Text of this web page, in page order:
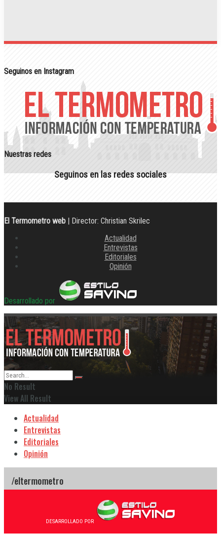
Seguinos en Instagram
Nuestras redes
Seguinos en las redes sociales
El Termometro web | Director: Christian Skrilec
Actualidad
Entrevistas
Editoriales
Opinión
Desarrollado por
No Result
View All Result
Actualidad
Entrevistas
Editoriales
Opinión
DESARROLLADO POR